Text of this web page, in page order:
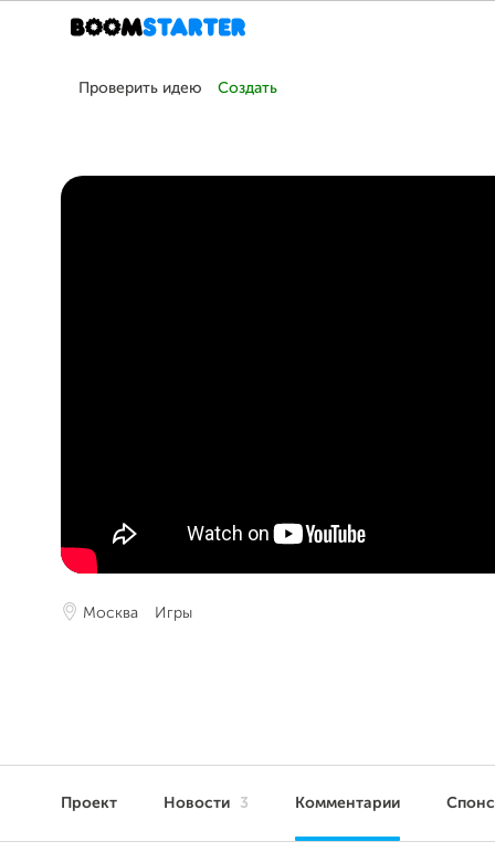
Проверить идею Создать
Москва Игры
Проект Новости 3 Комментарии